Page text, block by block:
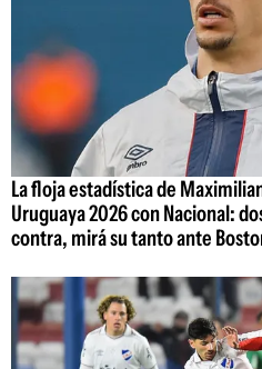
La floja estadística de
Uruguaya 2026 con Nacional:
contra, mirá su tanto ante